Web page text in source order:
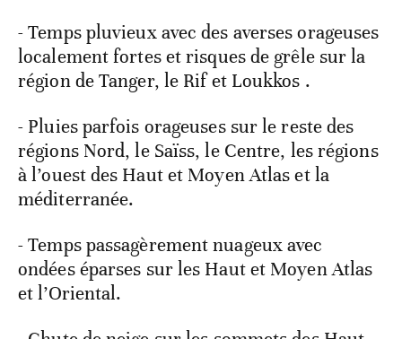
- Temps pluvieux avec des averses orageuses
localement fortes et risques de grêle sur la
région de Tanger, le Rif et Loukkos .
- Pluies parfois orageuses sur le reste des
régions Nord, le Saïss, le Centre, les régions
à l’ouest des Haut et Moyen Atlas et la
méditerranée.
- Temps passagèrement nuageux avec
ondées éparses sur les Haut et Moyen Atlas
et l’Oriental.